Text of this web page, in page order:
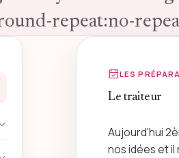
repeat:no-
LES
Le traiteur
Aujourd'hui
nos idées et